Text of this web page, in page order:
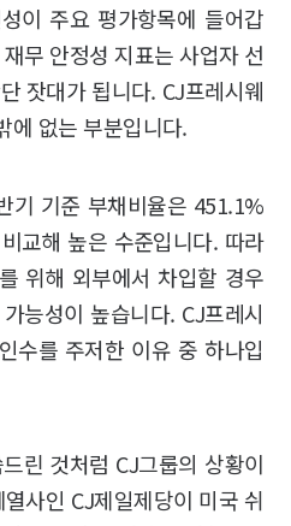
이 주요 평가항목에 들어갑
무 안정성 지표는 사업자 선
잣대가 됩니다. CJ프레시웨
에 없는 부분입니다.
기 기준 부채비율은 451.1%
교해 높은 수준입니다. 따라
위해 외부에서 차입할 경우
능성이 높습니다. CJ프레시
수를 주저한 이유 중 하나입
린 것처럼 CJ그룹의 상황이
사인 CJ제일제당이 미국 쉬